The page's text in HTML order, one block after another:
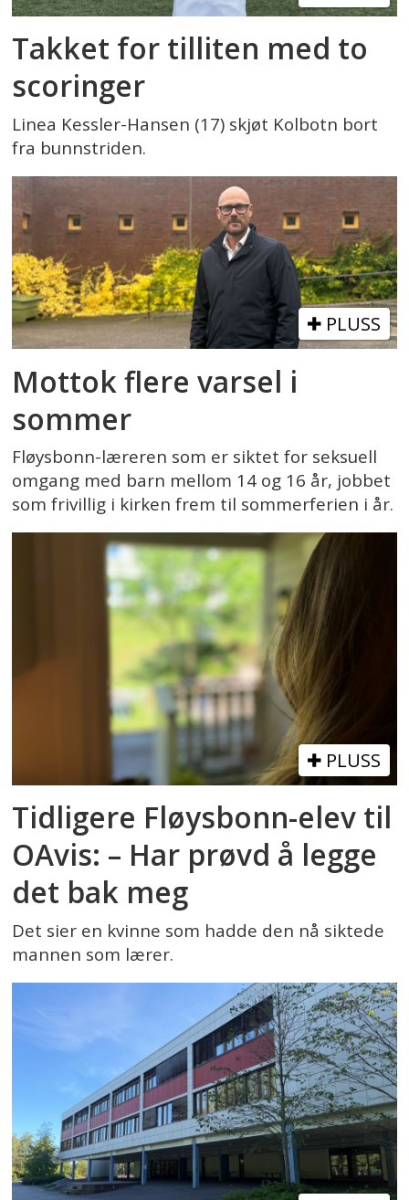
Takket for tilliten med to
scoringer
Linea Kessler-Hansen (17) skjøt Kolbotn bort
fra bunnstriden.
PLUSS
Mottok flere varsel i
sommer
Fløysbonn-læreren som er siktet for seksuell
omgang med barn mellom 14 og 16 år, jobbet
som frivillig i kirken frem til sommerferien i år.
PLUSS
Tidligere Fløysbonn-elev til
OAvis: – Har prøvd å legge
det bak meg
Det sier en kvinne som hadde den nå siktede
mannen som lærer.